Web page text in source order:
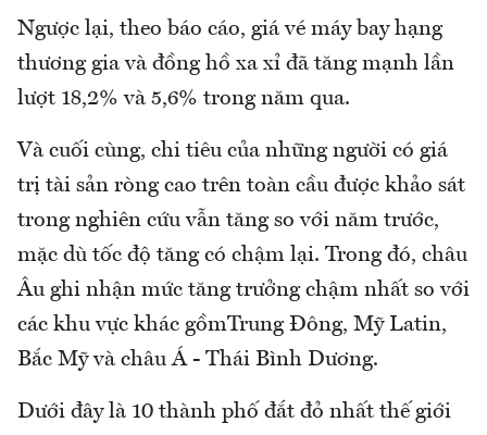
Ngược lại, theo báo cáo, giá vé máy bay hạng
thương gia và đồng hồ xa xỉ đã tăng mạnh lần
lượt 18,2% và 5,6% trong năm qua.
Và cuối cùng, chi tiêu của những người có giá
trị tài sản ròng cao trên toàn cầu được khảo sát
trong nghiên cứu vẫn tăng so với năm trước,
mặc dù tốc độ tăng có chậm lại. Trong đó, châu
Âu ghi nhận mức tăng trưởng chậm nhất so với
các khu vực khác gồmTrung Đông, Mỹ Latin,
Bắc Mỹ và châu Á - Thái Bình Dương.
Dưới đây là 10 thành phố đắt đỏ nhất thế giới